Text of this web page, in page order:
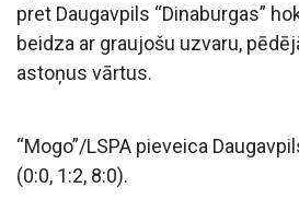
pret Daugavpils “Dinaburgas”
beidza ar graujošu uzvaru,
astoņus vārtus.
“Mogo”/LSPA pieveica
(0:0, 1:2, 8:0).